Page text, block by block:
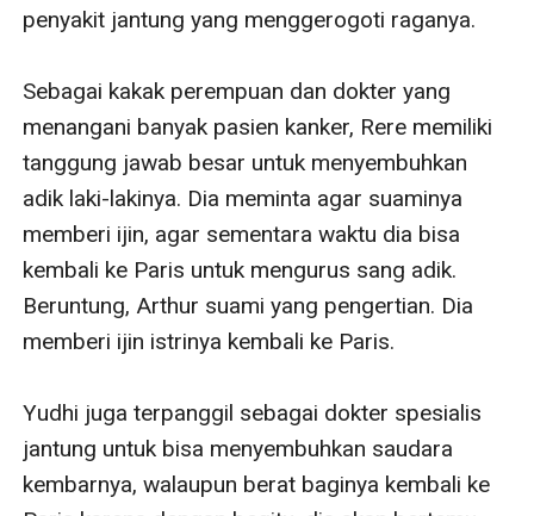
penyakit jantung yang menggerogoti raganya.
Sebagai kakak perempuan dan dokter yang
menangani banyak pasien kanker, Rere memiliki
tanggung jawab besar untuk menyembuhkan
adik laki-lakinya. Dia meminta agar suaminya
memberi ijin, agar sementara waktu dia bisa
kembali ke Paris untuk mengurus sang adik.
Beruntung, Arthur suami yang pengertian. Dia
memberi ijin istrinya kembali ke Paris.
Yudhi juga terpanggil sebagai dokter spesialis
jantung untuk bisa menyembuhkan saudara
kembarnya, walaupun berat baginya kembali ke